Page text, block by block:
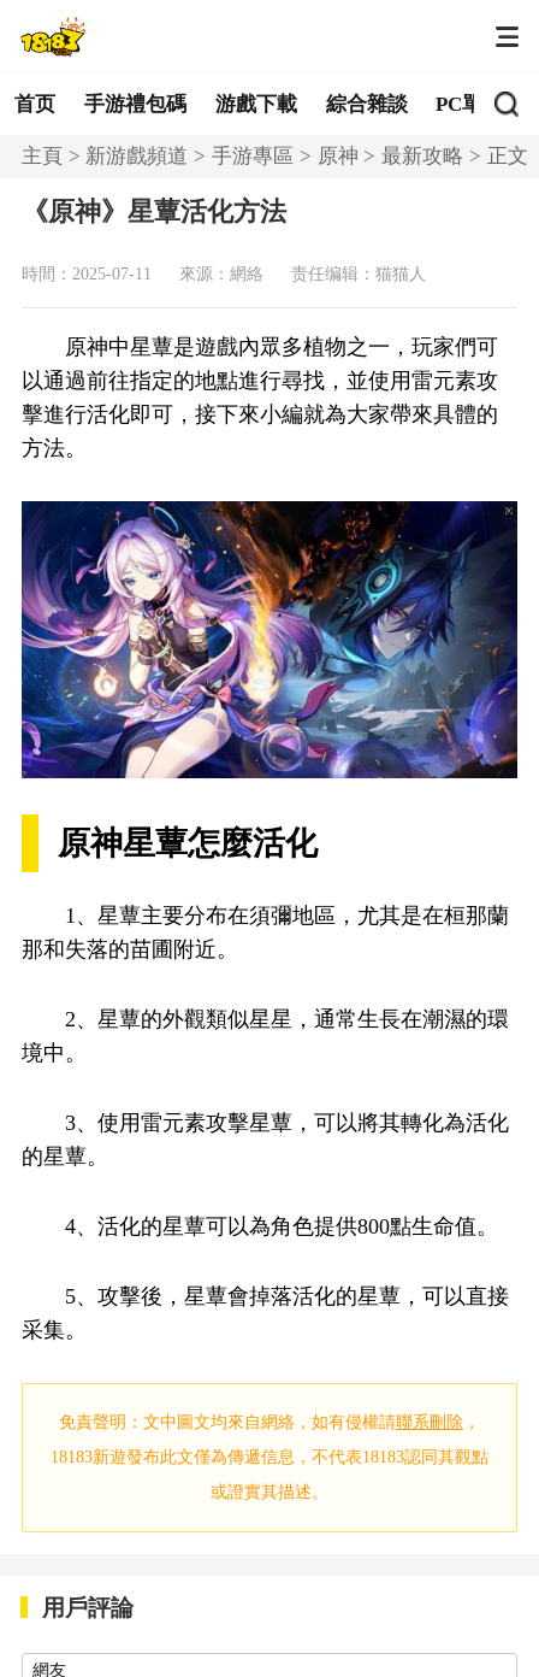
首页 手游禮包碼 游戲下載 綜合雜談 PC單機
主頁 新游戲頻道 手游專區 原神 最新攻略 正文
《原神》星蕈活化方法
時間：2025-07-11 來源：網絡 责任编辑：猫猫人
原神中星蕈是遊戲內眾多植物之一，玩家們可
以通過前往指定的地點進行尋找，並使用雷元素攻
擊進行活化即可，接下來小編就為大家帶來具體的
方法。
原神星蕈怎麼活化
1、星蕈主要分布在須彌地區，尤其是在桓那蘭
那和失落的苗圃附近。
2、星蕈的外觀類似星星，通常生長在潮濕的環
境中。
3、使用雷元素攻擊星蕈，可以將其轉化為活化
的星蕈。
4、活化的星蕈可以為角色提供800點生命值。
5、攻擊後，星蕈會掉落活化的星蕈，可以直接
采集。
免責聲明：文中圖文均來自網絡，如有侵權請聯系刪除 ，
18183新遊發布此文僅為傳遞信息，不代表18183認同其觀點
或證實其描述。
用戶評論